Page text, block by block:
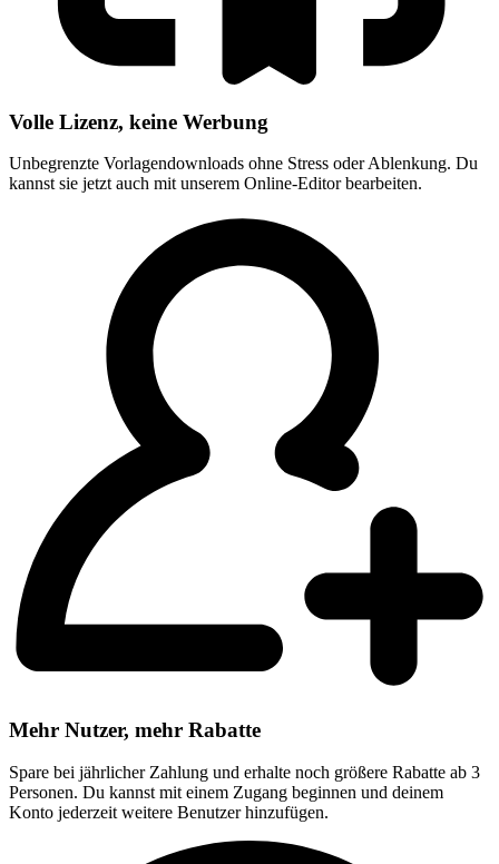
Volle Lizenz, keine Werbung
Unbegrenzte Vorlagendownloads ohne Stress oder Ablenkung. Du
kannst sie jetzt auch mit unserem Online-Editor bearbeiten.
Mehr Nutzer, mehr Rabatte
Spare bei jährlicher Zahlung und erhalte noch größere Rabatte ab 3
Personen. Du kannst mit einem Zugang beginnen und deinem
Konto jederzeit weitere Benutzer hinzufügen.